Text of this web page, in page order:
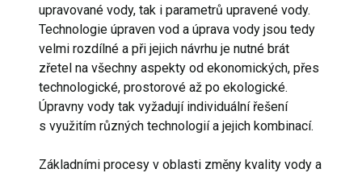
upravované vody, tak i parametrů upravené vody.
Technologie úpraven vod a úprava vody jsou tedy
velmi rozdílné a při jejich návrhu je nutné brát
zřetel na všechny aspekty od ekonomických, přes
technologické, prostorové až po ekologické.
Úpravny vody tak vyžadují individuální řešení
s využitím různých technologií a jejich kombinací.
Základními procesy v oblasti změny kvality vody a